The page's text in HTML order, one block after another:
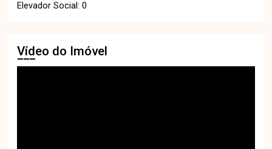
Elevador Social: 0
Vídeo do Imóvel